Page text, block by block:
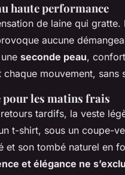
haute performance
de laine qui
aucune
seconde peau,
mouvement, sans
les matins frais
tardifs, la veste
t-shirt, sous un coupe-
et son tombé naturel en
et élégance ne